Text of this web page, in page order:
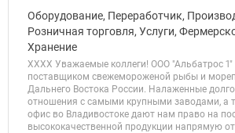
Оборудование, Переработчик,
Розничная торговля, Услуги,
Хранение
ХХХХ Уважаемые коллеги! ООО "Альбатрос 1"
поставщиком свежемороженой рыбы и
Дальнего Востока России. Налаженные
отношения с самыми крупными заводами, а
офис во Владивостоке дают нам право на
высококачественной продукции напрямую